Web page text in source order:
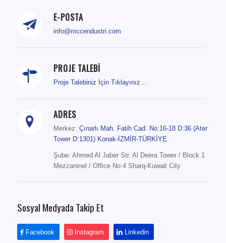
E-POSTA
info@mccendustri.com
PROJE TALEBİ
Proje Talebiniz İçin Tıklayınız…
ADRES
Merkez: Çınarlı Mah. Fatih Cad. No:16-18 D:36 (Ater
Tower D:1301) Konak-İZMİR-TÜRKİYE
Şube: Ahmed Al Jaber Str. Al Deera Tower / Block 1
Mezzaninel / Office No:4 Sharq-Kuwait City
Sosyal Medyada Takip Et
Facebook Instagram Linkedin